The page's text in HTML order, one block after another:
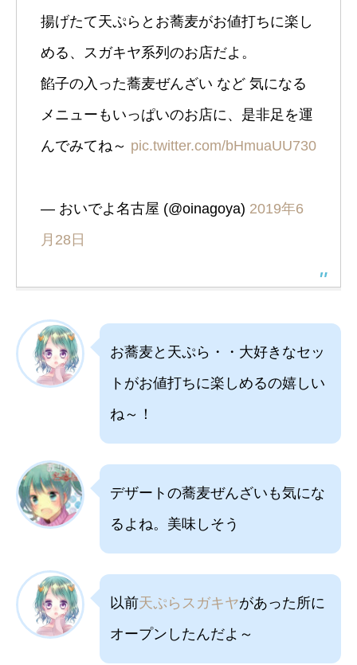
揚げたて天ぷらとお蕎麦がお値打ちに楽し
める、スガキヤ系列のお店だよ。
餡子の入った蕎麦ぜんざい など 気になる
メニューもいっぱいのお店に、是非足を運
んでみてね～ pic.twitter.com/bHmuaUU730
— おいでよ名古屋 (@oinagoya) 2019年6
月28日
お蕎麦と天ぷら・・大好きなセッ
トがお値打ちに楽しめるの嬉しい
ね～！
デザートの蕎麦ぜんざいも気にな
るよね。美味しそう
以前天ぷらスガキヤがあった所に
オープンしたんだよ～